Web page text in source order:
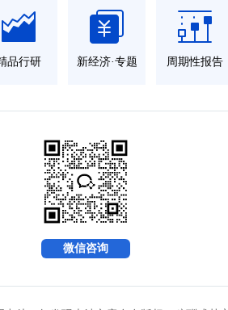
品行研 新经济·专题 周期性报告
微信咨询